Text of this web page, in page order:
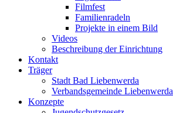
Filmfest
Familienradeln
Projekte in einem Bild
Videos
Beschreibung der Einrichtung
Kontakt
Träger
Stadt Bad Liebenwerda
Verbandsgemeinde Liebenwerda
Konzepte